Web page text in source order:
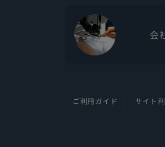
会
ご利用ガイド サイト